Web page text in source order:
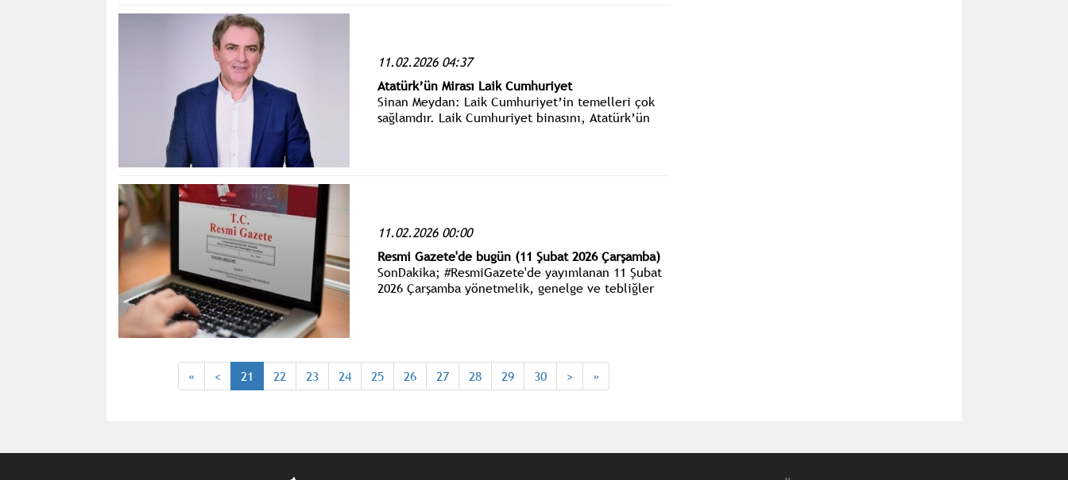
11.02.2026 04:37
Atatürk’ün Mirası Laik Cumhuriyet
Sinan Meydan: Laik Cumhuriyet’in temelleri çok
sağlamdır. Laik Cumhuriyet binasını, Atatürk’ün
11.02.2026 00:00
Resmi Gazete'de bugün (11 Şubat 2026 Çarşamba)
SonDakika; #ResmiGazete'de yayımlanan 11 Şubat
2026 Çarşamba yönetmelik, genelge ve tebliğler
« < 21 22 23 24 25 26 27 28 29 30 > »